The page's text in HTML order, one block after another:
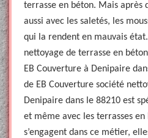
terrasse en béton. Mais après
aussi avec les saletés, les
qui la rendent en mauvais
nettoyage de terrasse en
EB Couverture à Denipaire
de EB Couverture société
Denipaire dans le 88210 est
et même avec les terrasses en
s’engagent dans ce métier,